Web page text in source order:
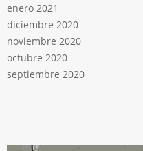
enero 2021
diciembre 2020
noviembre 2020
octubre 2020
septiembre 2020